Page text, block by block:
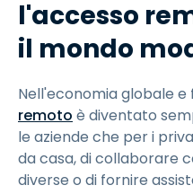
l'accesso
il mondo
Nell'economia globale e
remoto è diventato
le aziende che per i
da casa, di collaborare
diverse o di fornire